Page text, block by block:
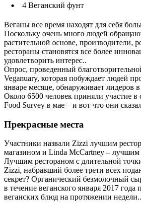
4 Веганский фунт
Веганы все время находят для себя
Поскольку очень много людей
растительной основе, производители,
рестораны становятся все более
удовлетворить интерес..
Опрос, проведенный
Veganuary, которая побуждает людей
январе месяце, обнаруживает лидеров
Около 6500 человек приняли участие в
Food Survey в мае – и вот что они
Прекрасные места
Участники назвали Zizzi лучшим
магазином и Linda McCartney – лучшим
Лучшим рестораном с длительной
Zizzi, набравший более трети всех
секрет? Органический безмолочный
в течение веганского января 2017 года
веганских блюд на протяжении недели..